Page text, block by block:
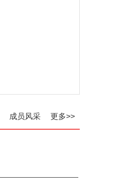
更多>>
成员风采